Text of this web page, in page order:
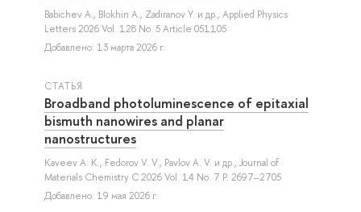
Babichev A., Blokhin A., Zadiranov Y. и др., Applied Physics
Letters 2026 Vol. 128 No. 5 Article 051105
Добавлено: 13 марта 2026 г.
СТАТЬЯ
Broadband photoluminescence of epitaxial
bismuth nanowires and planar
nanostructures
Kaveev A. K., Fedorov V. V., Pavlov A. V. и др., Journal of
Materials Chemistry C 2026 Vol. 14 No. 7 P. 2697–2705
Добавлено: 19 мая 2026 г.